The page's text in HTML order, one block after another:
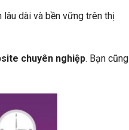
dài và bền vững trên thị
chuyên nghiệp. Bạn cũng